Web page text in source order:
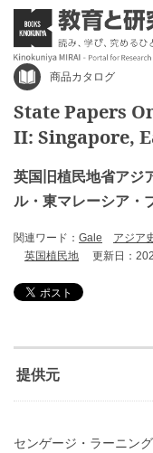
商品カタログ
State Papers
II: Singapore,
英国旧植民地省アジ
ル・東マレーシア・
関連ワード： Gale アジア
英国植民地
更新日：
提供元
センゲージ・ラーニン